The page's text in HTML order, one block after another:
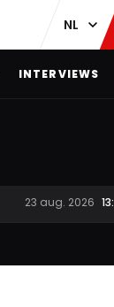
INTERVIEWS
23 aug. 2026